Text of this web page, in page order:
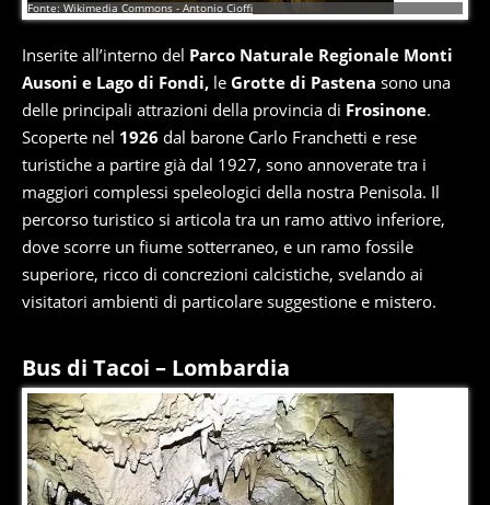
Fonte: Wikimedia Commons - Antonio Cioffi
Inserite all’interno del Parco Naturale Regionale Monti
Ausoni e Lago di Fondi, le Grotte di Pastena sono una
delle principali attrazioni della provincia di Frosinone.
Scoperte nel 1926 dal barone Carlo Franchetti e rese
turistiche a partire già dal 1927, sono annoverate tra i
maggiori complessi speleologici della nostra Penisola. Il
percorso turistico si articola tra un ramo attivo inferiore,
dove scorre un fiume sotterraneo, e un ramo fossile
superiore, ricco di concrezioni calcistiche, svelando ai
visitatori ambienti di particolare suggestione e mistero.
Bus di Tacoi – Lombardia